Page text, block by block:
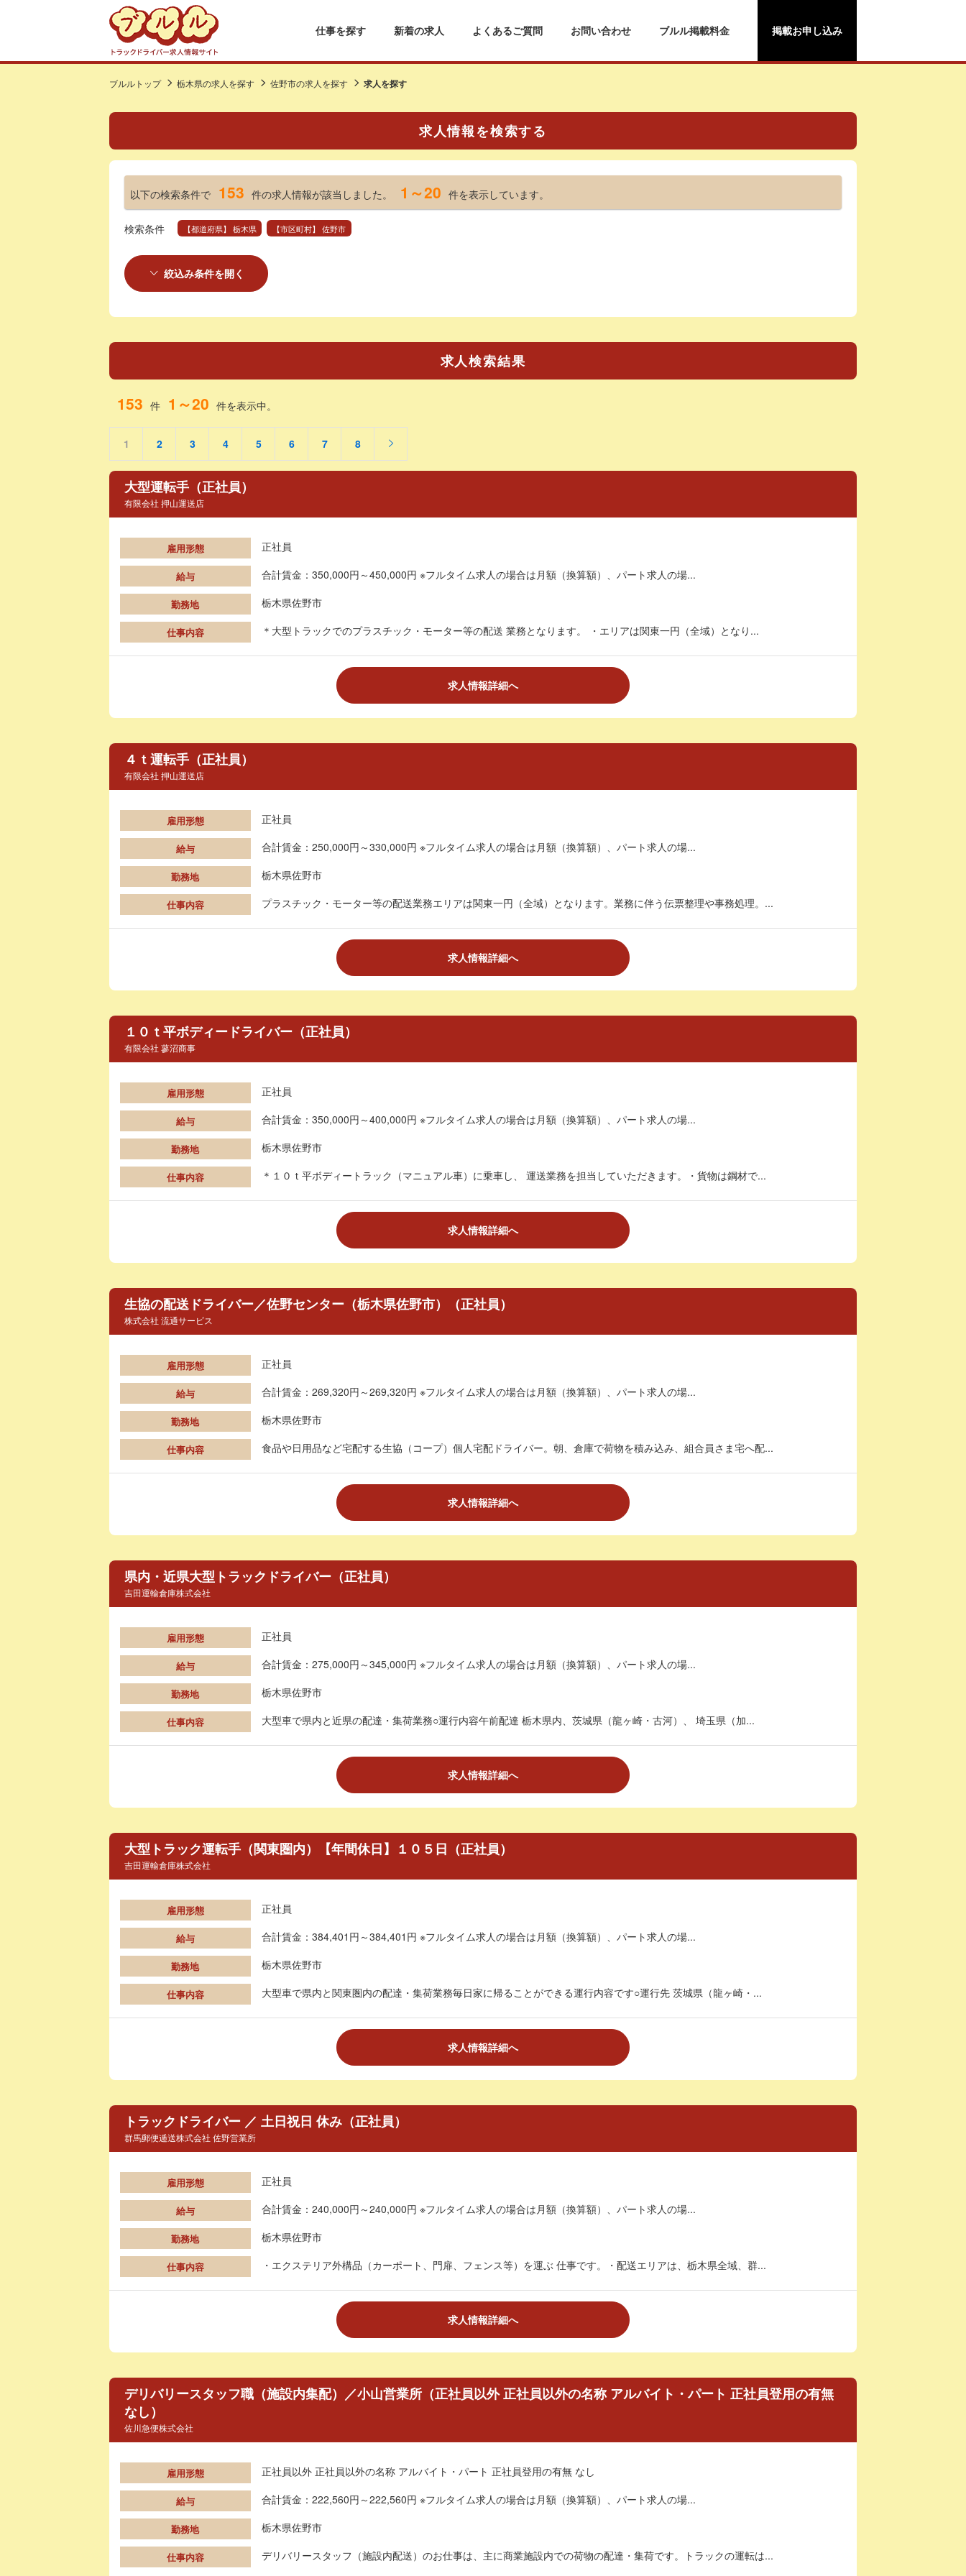
仕事を探す 新着の求人 よくあるご質問 お問い合わせ ブルル掲載料金 掲載お申し込み
ブルルトップ 栃木県の求人を探す 佐野市の求人を探す 求人を探す
求人情報を検索する
以下の検索条件で 153 件の求人情報が該当しました。 1～20 件を表示しています。
検索条件 【都道府県】 栃木県 【市区町村】 佐野市
絞込み条件を開く
求人検索結果
153 件 1～20 件を表示中。
1 2 3 4 5 6 7 8
大型運転手（正社員）
有限会社 押山運送店
雇用形態 正社員
給与 合計賃金：350,000円～450,000円 ※フルタイム求人の場合は月額（換算額）、パート求人の場...
勤務地 栃木県佐野市
仕事内容 ＊大型トラックでのプラスチック・モーター等の配送 業務となります。 ・エリアは関東一円（全域）となり...
求人情報詳細へ
４ｔ運転手（正社員）
有限会社 押山運送店
雇用形態 正社員
給与 合計賃金：250,000円～330,000円 ※フルタイム求人の場合は月額（換算額）、パート求人の場...
勤務地 栃木県佐野市
仕事内容 プラスチック・モーター等の配送業務エリアは関東一円（全域）となります。業務に伴う伝票整理や事務処理。...
求人情報詳細へ
１０ｔ平ボディードライバー（正社員）
有限会社 蓼沼商事
雇用形態 正社員
給与 合計賃金：350,000円～400,000円 ※フルタイム求人の場合は月額（換算額）、パート求人の場...
勤務地 栃木県佐野市
仕事内容 ＊１０ｔ平ボディートラック（マニュアル車）に乗車し、 運送業務を担当していただきます。・貨物は鋼材で...
求人情報詳細へ
生協の配送ドライバー／佐野センター（栃木県佐野市）（正社員）
株式会社 流通サービス
雇用形態 正社員
給与 合計賃金：269,320円～269,320円 ※フルタイム求人の場合は月額（換算額）、パート求人の場...
勤務地 栃木県佐野市
仕事内容 食品や日用品など宅配する生協（コープ）個人宅配ドライバー。朝、倉庫で荷物を積み込み、組合員さま宅へ配...
求人情報詳細へ
県内・近県大型トラックドライバー（正社員）
吉田運輸倉庫株式会社
雇用形態 正社員
給与 合計賃金：275,000円～345,000円 ※フルタイム求人の場合は月額（換算額）、パート求人の場...
勤務地 栃木県佐野市
仕事内容 大型車で県内と近県の配達・集荷業務○運行内容午前配達 栃木県内、茨城県（龍ヶ崎・古河）、 埼玉県（加...
求人情報詳細へ
大型トラック運転手（関東圏内）【年間休日】１０５日（正社員）
吉田運輸倉庫株式会社
雇用形態 正社員
給与 合計賃金：384,401円～384,401円 ※フルタイム求人の場合は月額（換算額）、パート求人の場...
勤務地 栃木県佐野市
仕事内容 大型車で県内と関東圏内の配達・集荷業務毎日家に帰ることができる運行内容です○運行先 茨城県（龍ヶ崎・...
求人情報詳細へ
トラックドライバー ／ 土日祝日 休み（正社員）
群馬郵便逓送株式会社 佐野営業所
雇用形態 正社員
給与 合計賃金：240,000円～240,000円 ※フルタイム求人の場合は月額（換算額）、パート求人の場...
勤務地 栃木県佐野市
仕事内容 ・エクステリア外構品（カーポート、門扉、フェンス等）を運ぶ 仕事です。・配送エリアは、栃木県全域、群...
求人情報詳細へ
デリバリースタッフ職（施設内集配）／小山営業所（正社員以外 正社員以外の名称 アルバイト・パート 正社員登用の有無
なし）
佐川急便株式会社
雇用形態 正社員以外 正社員以外の名称 アルバイト・パート 正社員登用の有無 なし
給与 合計賃金：222,560円～222,560円 ※フルタイム求人の場合は月額（換算額）、パート求人の場...
勤務地 栃木県佐野市
仕事内容 デリバリースタッフ（施設内配送）のお仕事は、主に商業施設内での荷物の配達・集荷です。トラックの運転は...